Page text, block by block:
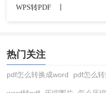
WPS转PDF
热门关注
pdf怎么转换成word pdf怎么